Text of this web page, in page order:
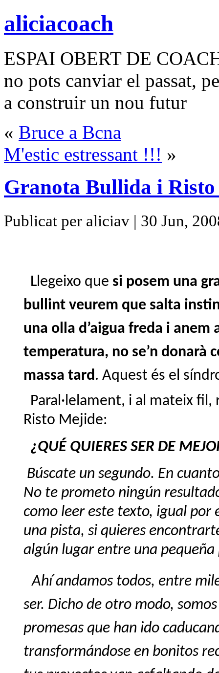
aliciacoach
ESPAI OBERT DE
no pots canviar el passat,
a construir un nou futur
« Bruce a Bcna
M'estic estressant !!! »
Granota Bullida i
Publicat per aliciav | 30 Jun,
Llegeixo que si posem una
bullint veurem que salta
una olla d’aigua freda i
temperatura, no se’n donarà
massa tard. Aquest és el
Paral·lelament, i al mateix
Risto Mejide:
¿QUÉ QUIERES SER DE
Búscate un segundo. En
No te prometo ningún
como leer este texto, igual por
una pista, si quieres
algún lugar entre una
Ahí andamos todos, entre
ser. Dicho de otro modo,
promesas que han ido
transformándose en bonitos